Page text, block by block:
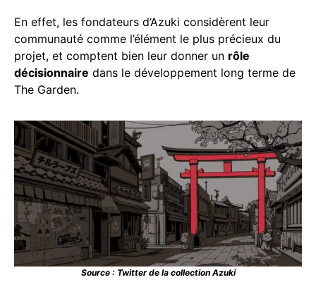
En effet, les fondateurs d’Azuki considèrent leur
communauté comme l’élément le plus précieux du
projet, et comptent bien leur donner un rôle
décisionnaire dans le développement long terme de
The Garden.
Source : Twitter de la collection Azuki